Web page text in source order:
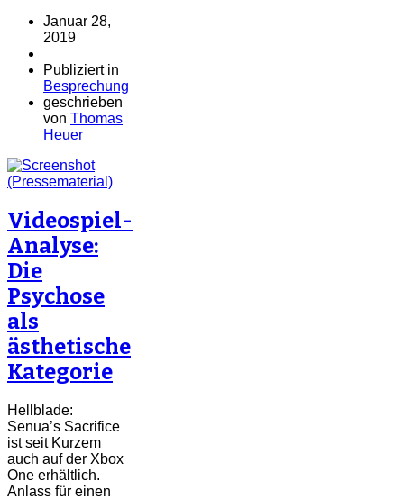
Januar 28,
2019
Publiziert in
Besprechung
geschrieben
von Thomas
Heuer
Videospiel-
Analyse:
Die
Psychose
als
ästhetische
Kategorie
Hellblade:
Senua’s Sacrifice
ist seit Kurzem
auch auf der Xbox
One erhältlich.
Anlass für einen